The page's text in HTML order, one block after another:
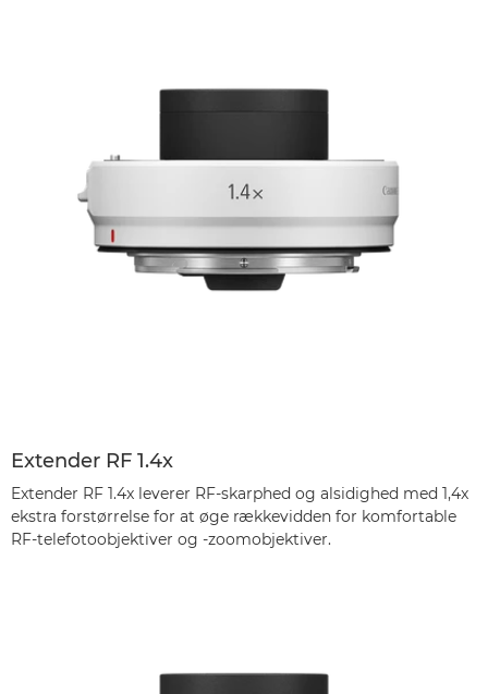
Extender RF 1.4x
Extender RF 1.4x leverer RF-skarphed og alsidighed med 1,4x
ekstra forstørrelse for at øge rækkevidden for komfortable
RF-telefotoobjektiver og -zoomobjektiver.